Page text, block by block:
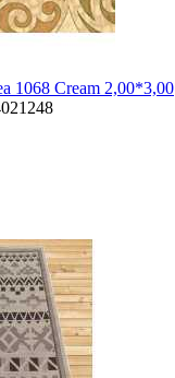
1068 Cream 2,00*3,00